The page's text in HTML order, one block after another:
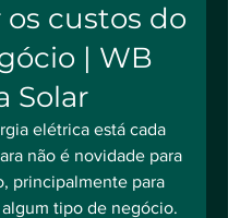
custos do
| WB
Solar
elétrica está cada
não é novidade para
principalmente para
tipo de negócio.